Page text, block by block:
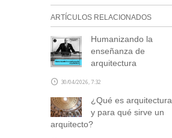
ARTÍCULOS RELACIONADOS
Humanizando la
enseñanza de
arquitectura
30/04/2026, 7:32
¿Qué es arquitectura
y para qué sirve un
arquitecto?